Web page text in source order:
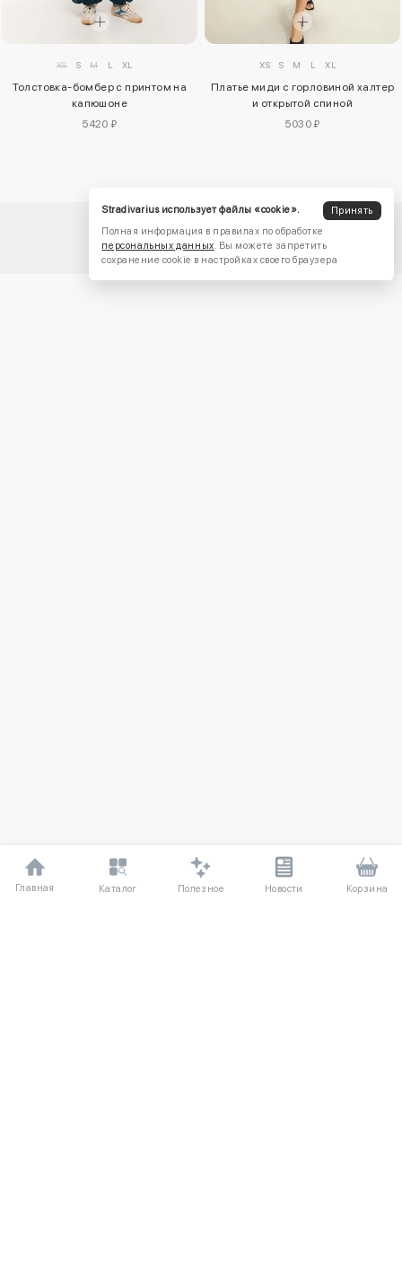
XS S M L XL
Толстовка-бомбер с принтом на
капюшоне
5420 ₽
XS S M L XL
Платье миди с горловиной халтер
и открытой спиной
5030 ₽
Главная Каталог Полезное Новости Корзина
Stradivarius использует файлы «cookie».
Принять
Полная информация в правилах по обработке
персональных данных. Вы можете запретить
сохранение cookie в настройках своего браузера